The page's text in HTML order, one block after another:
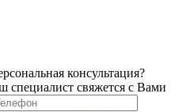
консультация?
специалист свяжется с Вами